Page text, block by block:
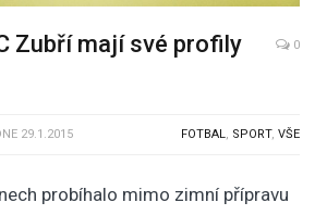
Zubří mají své profily
0
29.1.2015 FOTBAL, SPORT, VŠE
probíhalo mimo zimní přípravu